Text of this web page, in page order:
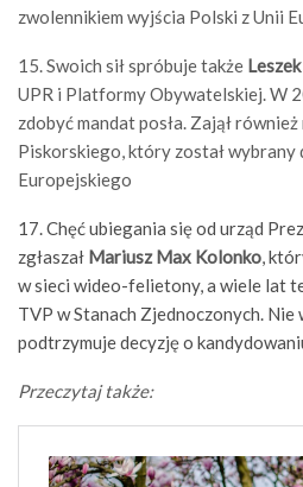
zwolennikiem wyjścia Polski z Unii
15. Swoich sił spróbuje także
UPR i Platformy Obywatelskiej. W
zdobyć mandat posła. Zajął również
Piskorskiego, który został wybrany
Europejskiego
17. Chęć ubiegania się od urząd
zgłaszał Mariusz Max Kolonko,
w sieci wideo-felietony, a wiele lat
TVP w Stanach Zjednoczonych. Nie
podtrzymuje decyzję o
Przeczytaj także: